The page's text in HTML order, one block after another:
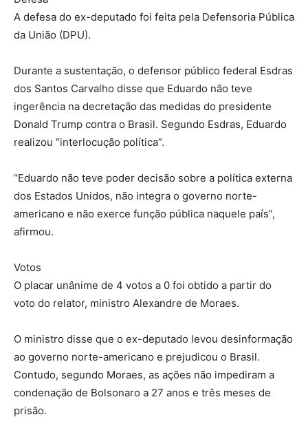
A defesa do ex-deputado foi feita pela Defensoria Pública
da União (DPU).
Durante a sustentação, o defensor público federal Esdras
dos Santos Carvalho disse que Eduardo não teve
ingerência na decretação das medidas do presidente
Donald Trump contra o Brasil. Segundo Esdras, Eduardo
realizou “interlocução política”.
“Eduardo não teve poder decisão sobre a política externa
dos Estados Unidos, não integra o governo norte-
americano e não exerce função pública naquele país”,
afirmou.
Votos
O placar unânime de 4 votos a 0 foi obtido a partir do
voto do relator, ministro Alexandre de Moraes.
O ministro disse que o ex-deputado levou desinformação
ao governo norte-americano e prejudicou o Brasil.
Contudo, segundo Moraes, as ações não impediram a
condenação de Bolsonaro a 27 anos e três meses de
prisão.